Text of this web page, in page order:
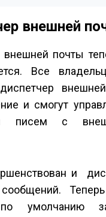
внешней
внешней почты
Все
и смогут
писем с
и
умолчанию